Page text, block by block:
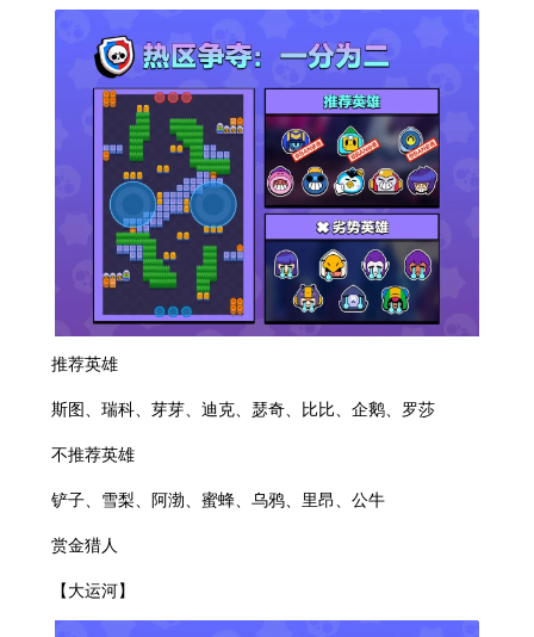
推荐英雄
斯图、瑞科、芽芽、迪克、瑟奇、比比、企鹅、罗莎
不推荐英雄
铲子、雪梨、阿渤、蜜蜂、乌鸦、里昂、公牛
赏金猎人
【大运河】